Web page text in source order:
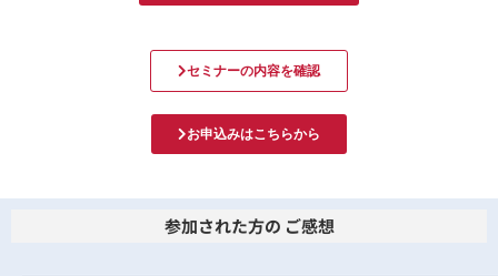
セミナーの内容を確認
お申込みはこちらから
参加された方の ご感想